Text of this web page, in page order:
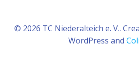
© 2026 TC Niederalteich e. V..
WordPress and